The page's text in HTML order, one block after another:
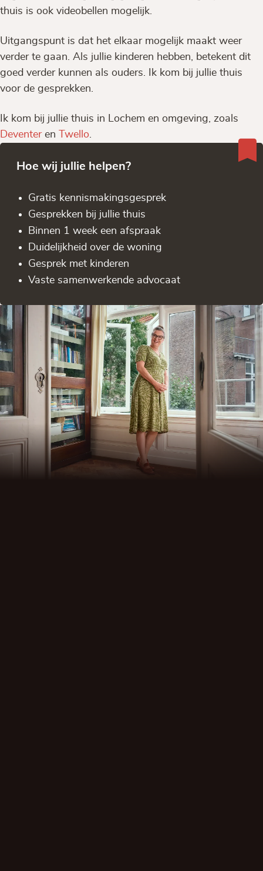
thuis is ook videobellen mogelijk.
Uitgangspunt is dat het elkaar mogelijk maakt weer
verder te gaan. Als jullie kinderen hebben, betekent dit
goed verder kunnen als ouders. Ik kom bij jullie thuis
voor de gesprekken.
Ik kom bij jullie thuis in Lochem en omgeving, zoals
Deventeren Twello.
Hoe wij jullie helpen?
Gratis kennis­makingsgesprek
Gesprekken bij jullie thuis
Binnen 1 week een afspraak
Duidelijkheid over de woning
Gesprek met kinderen
Vaste samenwerkende advocaat